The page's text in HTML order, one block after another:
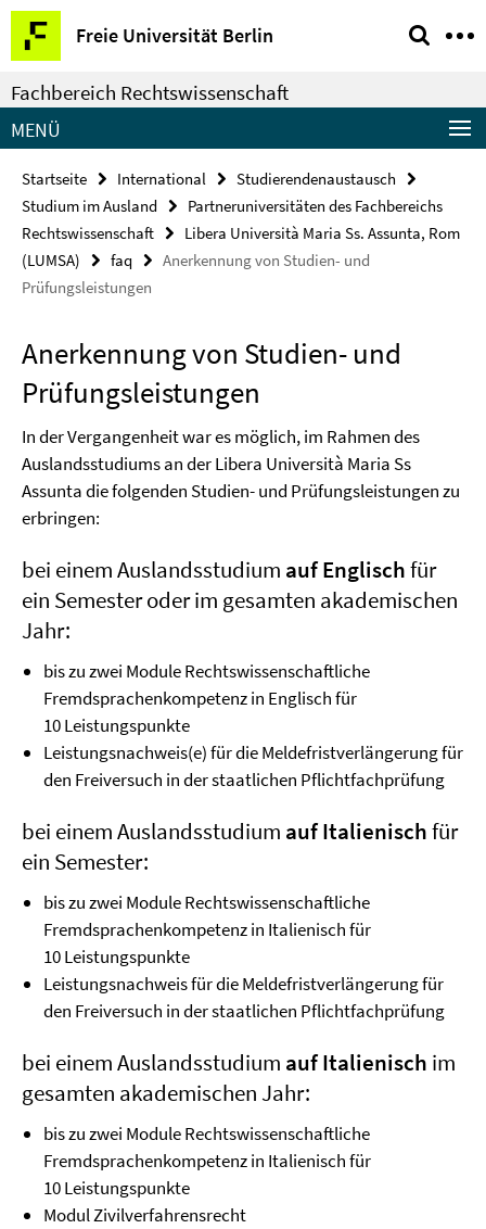
Springe
direkt
zu
Inhalt
Freie Universität Berlin
Service-
Navigation
Fachbereich Rechtswissenschaft
MENÜ
Startseite International
Studierendenaustausch
Studium im Ausland
Partneruniversitäten des Fachbereichs
Rechtswissenschaft
Libera Università Maria Ss. Assunta, Rom
(LUMSA)
faq
Anerkennung von Studien- und
Prüfungsleistungen
Anerkennung von Studien- und
Prüfungsleistungen
In der Vergangenheit war es möglich, im Rahmen des
Auslandsstudiums an der Libera Università Maria Ss
Assunta die folgenden Studien- und Prüfungsleistungen zu
erbringen:
bei einem Auslandsstudium auf Englischfür
ein Semester oder im gesamten akademischen
Jahr:
bis zu zwei Module Rechtswissenschaftliche
Fremdsprachenkompetenz in Englisch für
10 Leistungspunkte
Leistungsnachweis(e) für die Meldefristverlängerung für
den Freiversuch in der staatlichen Pflichtfachprüfung
bei einem Auslandsstudium auf Italienischfür
ein Semester:
bis zu zwei Module Rechtswissenschaftliche
Fremdsprachenkompetenz in Italienisch für
10 Leistungspunkte
Leistungsnachweis für die Meldefristverlängerung für
den Freiversuch in der staatlichen Pflichtfachprüfung
bei einem Auslandsstudium auf Italienisch im
gesamten akademischen Jahr:
bis zu zwei Module Rechtswissenschaftliche
Fremdsprachenkompetenz in Italienisch für
10 Leistungspunkte
Modul Zivilverfahrensrecht